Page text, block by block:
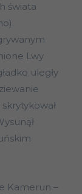
świata
Lwy
uległy
Kamerun –